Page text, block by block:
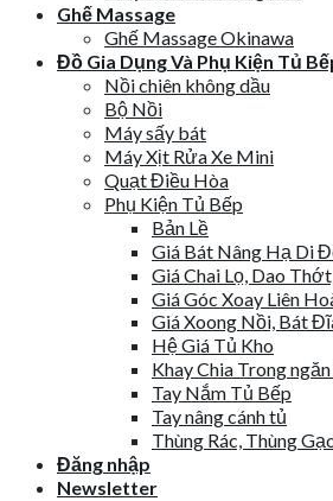
Ghế Massage
Ghế Massage Okinawa
Đồ Gia Dụng Và Phụ Kiện Tủ
Nồi chiên không dầu
Bộ Nồi
Máy sấy bát
Máy Xịt Rửa Xe Mini
Quạt Điều Hòa
Phụ Kiện Tủ Bếp
Bản Lề
Giá Bát Nâng Hạ Di
Giá Chai Lọ, Dao
Giá Góc Xoay Liên
Giá Xoong Nồi, Bát
Hệ Giá Tủ Kho
Khay Chia Trong
Tay Nắm Tủ Bếp
Tay nâng cánh tủ
Thùng Rác, Thùng
Đăng nhập
Newsletter